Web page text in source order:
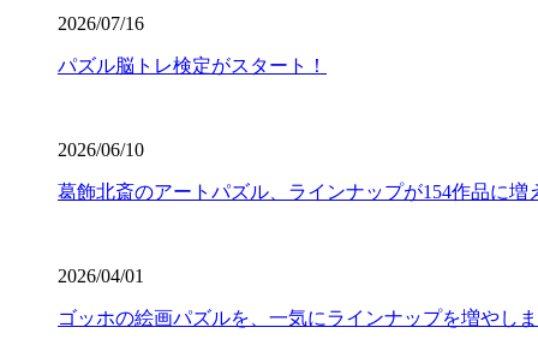
2026/07/16
パズル脳トレ検定がスタート！
2026/06/10
葛飾北斎のアートパズル、ラインナップが154作品に増
2026/04/01
ゴッホの絵画パズルを、一気にラインナップを増やし